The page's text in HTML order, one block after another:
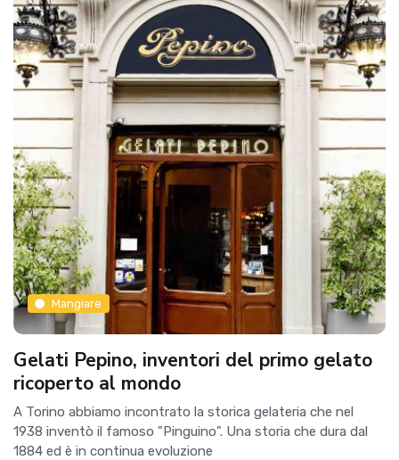
Mangiare
Gelati Pepino, inventori del primo gelato
ricoperto al mondo
A Torino abbiamo incontrato la storica gelateria che nel
1938 inventò il famoso "Pinguino". Una storia che dura dal
1884 ed è in continua evoluzione